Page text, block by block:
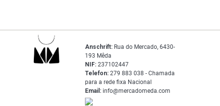
Anschrift: Rua do Mercado, 6430-
193 Mêda
NIF: 237102447
Telefon: 279 883 038 - Chamada
para a rede fixa Nacional
Email: info@mercadomeda.com